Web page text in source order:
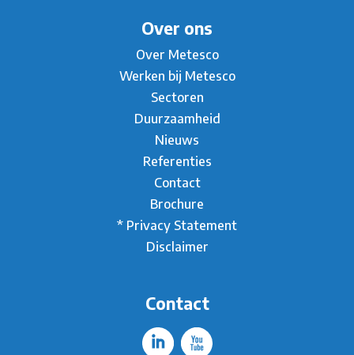
Over ons
Over Metesco
Werken bij Metesco
Sectoren
Duurzaamheid
Nieuws
Referenties
Contact
Brochure
* Privacy Statement
Disclaimer
Contact